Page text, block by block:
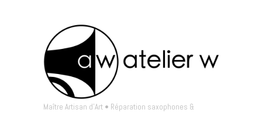
Maître Artisan d'Art • Réparation saxophones &